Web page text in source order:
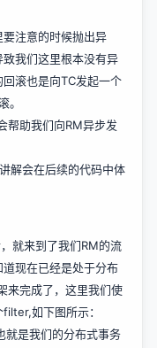
注意的时候抛出异
我们这里根本没有异
滚也是向TC发起一个
。
帮助我们向RM异步发
解会在后续的代码中体
就来到了我们RM的流
现在已经是处于分布
来完成了，这里我们使
如下图所示：
是我们的分布式事务